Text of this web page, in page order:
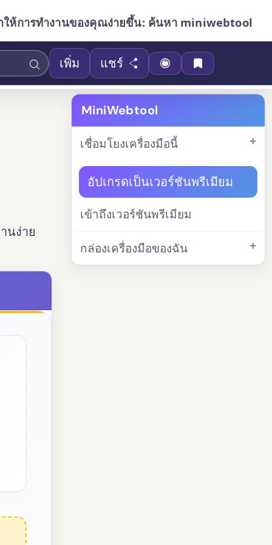
ให้การทำงานของคุณง่ายขึ้น: ค้นหา miniwebtool
เพิ่ม แชร์
นง่าย
MiniWebtool
เชื่อมโยงเครื่องมือนี้
อัปเกรดเป็นเวอร์ชันพรีเมียม
เข้าถึงเวอร์ชันพรีเมียม
กล่องเครื่องมือของฉัน